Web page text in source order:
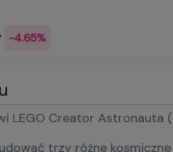
-4.65%
LEGO Creator Astronauta
trzy różne